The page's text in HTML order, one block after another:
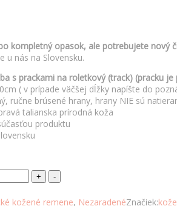
kompletný opasok, ale potrebujete nový
u nás na Slovensku.
s prackami na roletkový (track) (pracku
( v prípade väčšej dĺžky napíšte do
ručne brúsené hrany, hrany NIE sú
talianska prírodná koža
produktu
kožené remene, NezaradenéZnačiek: